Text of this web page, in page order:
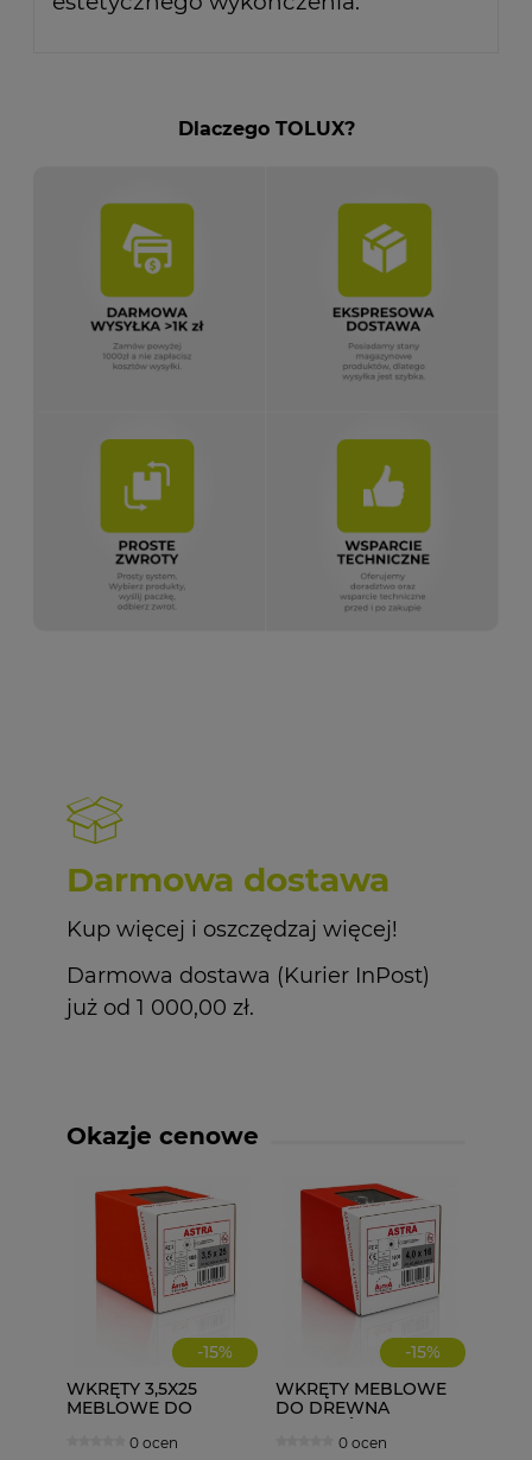
Dlaczego TOLUX?
Darmowa dostawa
Kup więcej i oszczędzaj więcej!
Darmowa dostawa (Kurier InPost)
już od 1 000,00 zł.
Okazje cenowe
-15%
WKRĘTY 3,5X25
MEBLOWE DO
0 ocen
-15%
WKRĘTY MEBLOWE
DO DREWNA
1000 szt. 4x16
0 ocen